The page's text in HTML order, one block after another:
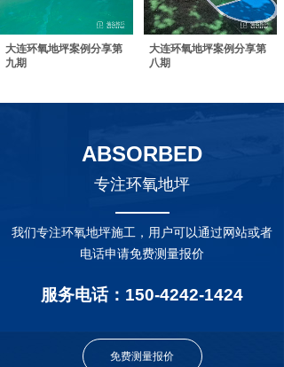
大连环氧地坪案例分享第
九期
大连环氧地坪案例分享第
八期
服务电话：150-4242-1424
免费测量报价
我们专注环氧地坪施工，用户可以通过网站或者
电话申请免费测量报价
ABSORBED
专注环氧地坪